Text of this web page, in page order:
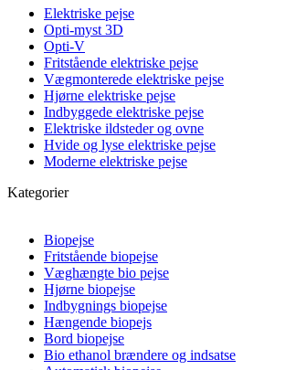
Elektriske pejse
Opti-myst 3D
Opti-V
Fritstående elektriske pejse
Vægmonterede elektriske pejse
Hjørne elektriske pejse
Indbyggede elektriske pejse
Elektriske ildsteder og ovne
Hvide og lyse elektriske pejse
Moderne elektriske pejse
Kategorier
Biopejse
Fritstående biopejse
Væghængte bio pejse
Hjørne biopejse
Indbygnings biopejse
Hængende biopejs
Bord biopejse
Bio ethanol brændere og indsatse